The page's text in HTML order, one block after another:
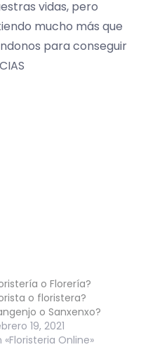
vidas, pero
mucho más que
para conseguir
o Florería?
o floristera?
o Sanxenxo?
19, 2021
«Floristeria Online»